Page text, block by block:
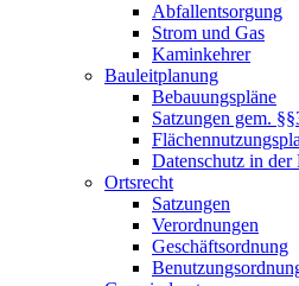
Abfallentsorgung
Strom und Gas
Kaminkehrer
Bauleitplanung
Bebauungspläne
Satzungen gem.
Datenschutz in
Ortsrecht
Satzungen
Verordnungen
Geschäftsordnung